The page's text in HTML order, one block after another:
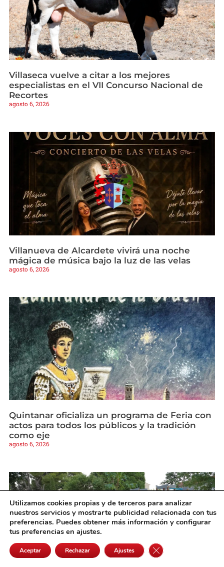
Villaseca vuelve a citar a los mejores
especialistas en el VII Concurso Nacional de
Recortes
agosto 6, 2026
Villanueva de Alcardete vivirá una noche
mágica de música bajo la luz de las velas
agosto 6, 2026
Quintanar oficializa un programa de Feria con
actos para todos los públicos y la tradición
como eje
agosto 6, 2026
Utilizamos cookies propias y de terceros para analizar
nuestros servicios y mostrarte publicidad relacionada con tus
preferencias. Puedes obtener más información y configurar
tus preferencias en ajustes.
Aceptar Rechazar Ajustes Cerrar el banner de